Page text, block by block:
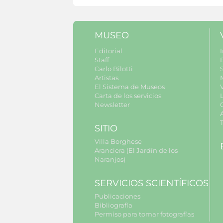
MUSEO
Editorial
Staff
Carlo Bilotti
Artistas
El Sistema de Museos
Carta de los servicios
Newsletter
SITIO
Villa Borghese
Aranciera (El Jardín de los
Naranjos)
SERVICIOS SCIENTÍFICOS
Publicaciones
Bibliografía
Permiso para tomar fotografías